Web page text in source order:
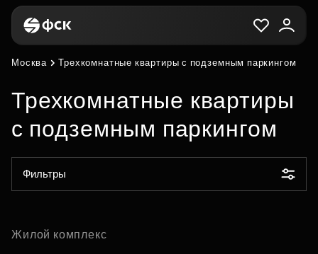
Москва Трехкомнатные квартиры с подземным паркингом
Трехкомнатные квартиры
с подземным паркингом
Фильтры
Жилой комплекс